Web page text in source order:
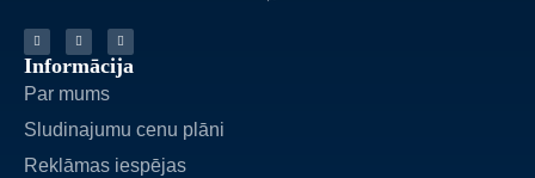
Informācija
Par mums
Sludinajumu cenu plāni
Reklāmas iespējas